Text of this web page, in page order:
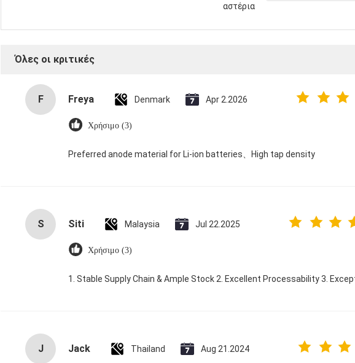
αστέρια
Όλες οι κριτικές
F Freya Denmark Apr 2.2026
Χρήσιμο (3)
Preferred anode material for Li‑ion batteries、High tap density
S Siti Malaysia Jul 22.2025
Χρήσιμο (3)
1. Stable Supply Chain & Ample Stock 2. Excellent Processability 3.
J Jack Thailand Aug 21.2024